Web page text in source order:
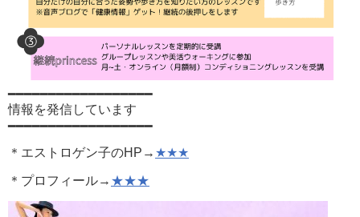
━━━━━━━━━━━━━━━━━━
情報を発信しています
━━━━━━━━━━━━━━━━━━
＊エストロゲン子のHP→ ★★★
＊プロフィール→ ★★★